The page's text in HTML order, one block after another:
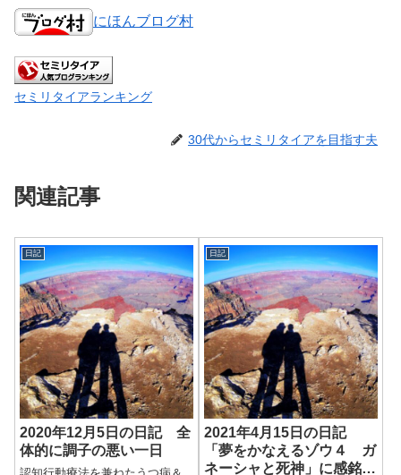
にほんブログ村
セミリタイアランキング
30代からセミリタイアを目指す夫
関連記事
日記
2020年12月5日の日記 全
体的に調子の悪い一日
日記
2021年4月15日の日記
「夢をかなえるゾウ４ ガ
ネーシャと死神」に感銘を